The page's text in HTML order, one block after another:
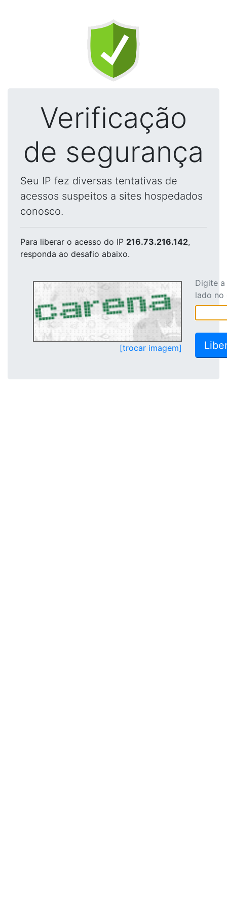
Verificação
de segurança
Seu IP fez diversas tentativas de
acessos suspeitos a sites hospedados
conosco.
Para liberar o acesso do IP 216.73.216.142,
responda ao desafio abaixo.
[trocar imagem]
Digite
lado no